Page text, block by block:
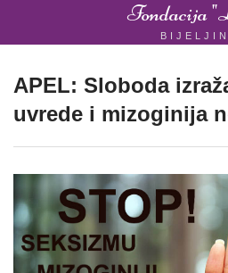
Fondacija
ORGANIZACIJA
BIH
Fondacija
"Lara"
APEL: Sloboda
uvrede i mizoginija